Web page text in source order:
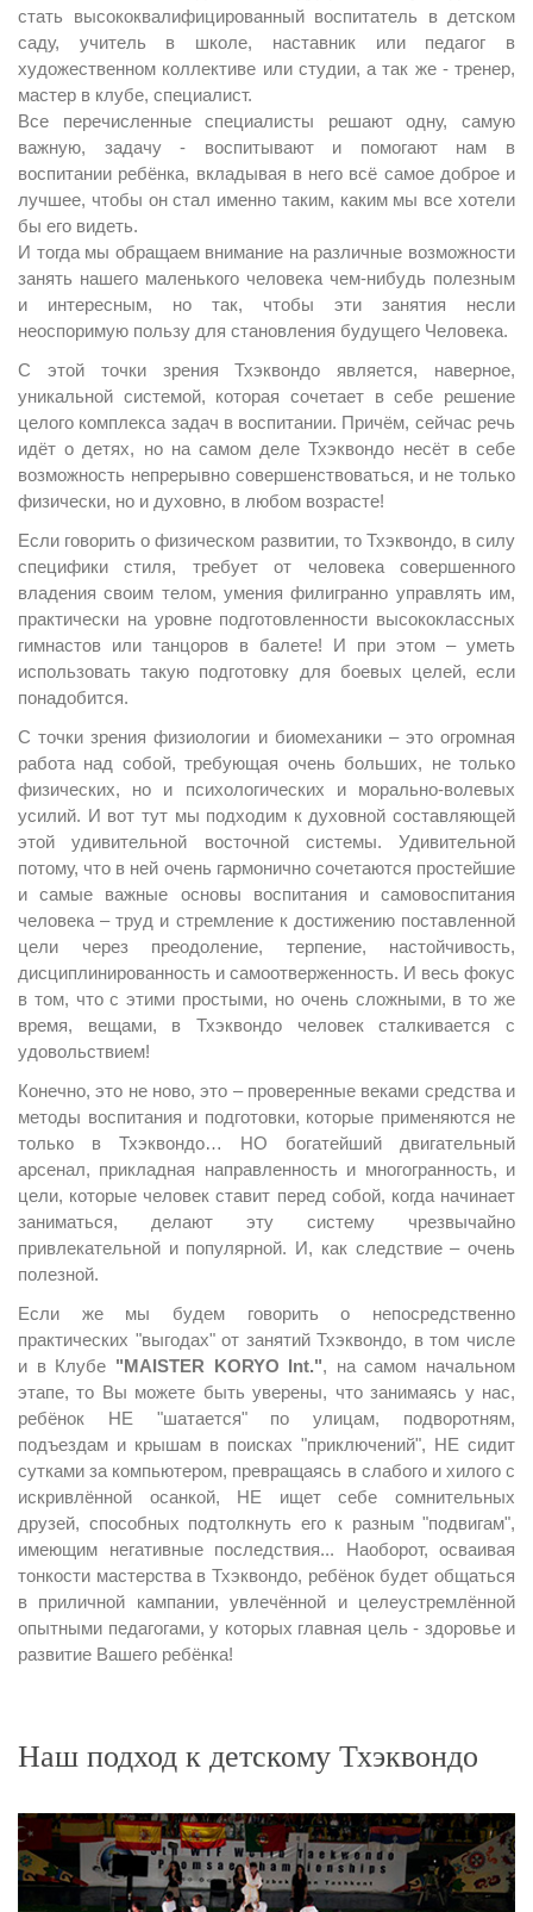
стать высококвалифицированный воспитатель в детском
саду, учитель в школе, наставник или педагог в
художественном коллективе или студии, а так же - тренер,
мастер в клубе, специалист.
Все перечисленные специалисты решают одну, самую
важную, задачу - воспитывают и помогают нам в
воспитании ребёнка, вкладывая в него всё самое доброе и
лучшее, чтобы он стал именно таким, каким мы все хотели
бы его видеть.
И тогда мы обращаем внимание на различные возможности
занять нашего маленького человека чем-нибудь полезным
и интересным, но так, чтобы эти занятия несли
неоспоримую пользу для становления будущего Человека.
С этой точки зрения Тхэквондо является, наверное,
уникальной системой, которая сочетает в себе решение
целого комплекса задач в воспитании. Причём, сейчас речь
идёт о детях, но на самом деле Тхэквондо несёт в себе
возможность непрерывно совершенствоваться, и не только
физически, но и духовно, в любом возрасте!
Если говорить о физическом развитии, то Тхэквондо, в силу
специфики стиля, требует от человека совершенного
владения своим телом, умения филигранно управлять им,
практически на уровне подготовленности высококлассных
гимнастов или танцоров в балете! И при этом – уметь
использовать такую подготовку для боевых целей, если
понадобится.
С точки зрения физиологии и биомеханики – это огромная
работа над собой, требующая очень больших, не только
физических, но и психологических и морально-волевых
усилий. И вот тут мы подходим к духовной составляющей
этой удивительной восточной системы. Удивительной
потому, что в ней очень гармонично сочетаются простейшие
и самые важные основы воспитания и самовоспитания
человека – труд и стремление к достижению поставленной
цели через преодоление, терпение, настойчивость,
дисциплинированность и самоотверженность. И весь фокус
в том, что с этими простыми, но очень сложными, в то же
время, вещами, в Тхэквондо человек сталкивается с
удовольствием!
Конечно, это не ново, это – проверенные веками средства и
методы воспитания и подготовки, которые применяются не
только в Тхэквондо… НО богатейший двигательный
арсенал, прикладная направленность и многогранность, и
цели, которые человек ставит перед собой, когда начинает
заниматься, делают эту систему чрезвычайно
привлекательной и популярной. И, как следствие – очень
полезной.
Если же мы будем говорить о непосредственно
практических "выгодах" от занятий Тхэквондо, в том числе
и в Клубе "MAISTER KORYO Int.", на самом начальном
этапе, то Вы можете быть уверены, что занимаясь у нас,
ребёнок НЕ "шатается" по улицам, подворотням,
подъездам и крышам в поисках "приключений", НЕ сидит
сутками за компьютером, превращаясь в слабого и хилого с
искривлённой осанкой, НЕ ищет себе сомнительных
друзей, способных подтолкнуть его к разным "подвигам",
имеющим негативные последствия... Наоборот, осваивая
тонкости мастерства в Тхэквондо, ребёнок будет общаться
в приличной кампании, увлечённой и целеустремлённой
опытными педагогами, у которых главная цель - здоровье и
развитие Вашего ребёнка!
Наш подход к детскому Тхэквондо